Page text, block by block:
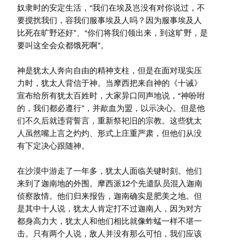
奴隶时的安定生活，“我们在埃及岂没有对你说过，不
要搅扰我们，容我们服事埃及人吗？因为服事埃及人
比死在旷野还好”、“你们将我们领出来，到这旷野，是
要叫这全会众都饿死啊”。
神是犹太人奔向自由的精神支柱，但是在面对现实压
力时，犹太人背信于神。当摩西把来自神的《十诫》
宣布给所有犹太百姓时，大家异口同声地说，“神吩咐
的，我们都必遵行”，并歃血为盟，以示决心。但是他
们不久后就违背誓言，重新祭祀旧的宗教。这些犹太
人虽然嘴上言之灼灼、形式上庄重严肃，但他们从没
有下定决心跟随神。
在沙漠中游走了一年多，犹太人面临关键时刻。他们
来到了迦南地的外围。摩西派12个先遣队员混入迦南
侦察敌情。他们归来报告，迦南确实是肥美之地。但
是其中十人说，犹太人肯定打不过迦南人，因为对方
都身高力大，犹太人和他们相比就像蚱蜢一样不堪一
击。只有两个人说，敌人并没有那么可怕，我们应该